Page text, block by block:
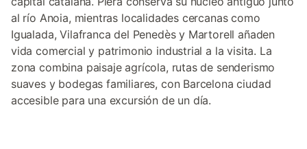
al río Anoia, mientras localidades cercanas como
Igualada, Vilafranca del Penedès y Martorell añaden
vida comercial y patrimonio industrial a la visita. La
zona combina paisaje agrícola, rutas de senderismo
suaves y bodegas familiares, con Barcelona ciudad
accesible para una excursión de un día.